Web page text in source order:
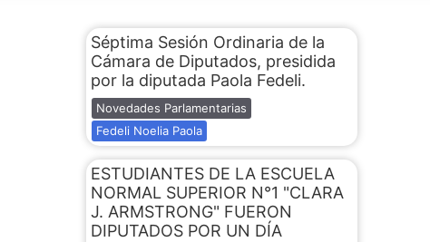
Séptima Sesión Ordinaria de la
Cámara de Diputados, presidida
por la diputada Paola Fedeli.
Novedades Parlamentarias
Fedeli Noelia Paola
ESTUDIANTES DE LA ESCUELA
NORMAL SUPERIOR N°1 "CLARA
J. ARMSTRONG" FUERON
DIPUTADOS POR UN DÍA